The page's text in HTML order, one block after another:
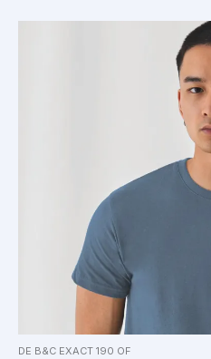
DE B&C EXACT 190 OF